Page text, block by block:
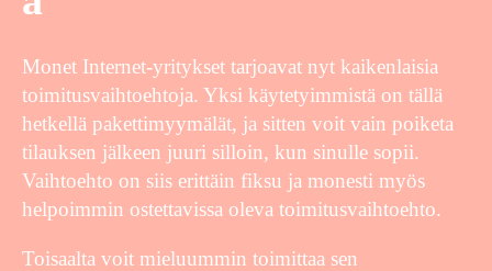
Monet Internet-yritykset tarjoavat nyt kaikenlaisia
toimitusvaihtoehtoja. Yksi käytetyimmistä on tällä
hetkellä pakettimyymälät, ja sitten voit vain poiketa
tilauksen jälkeen juuri silloin, kun sinulle sopii.
Vaihtoehto on siis erittäin fiksu ja monesti myös
helpoimmin ostettavissa oleva toimitusvaihtoehto.
Toisaalta voit mieluummin toimittaa sen